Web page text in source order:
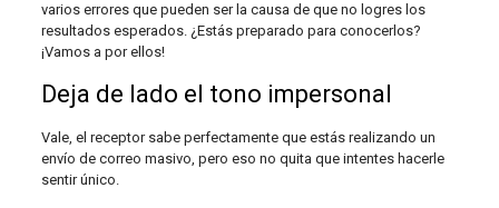
varios errores que pueden ser la causa de que no logres los
resultados esperados. ¿Estás preparado para conocerlos?
¡Vamos a por ellos!
Deja de lado el tono impersonal
Vale, el receptor sabe perfectamente que estás realizando un
envío de correo masivo, pero eso no quita que intentes hacerle
sentir único.